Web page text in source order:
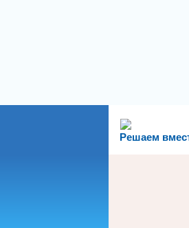
Решаем